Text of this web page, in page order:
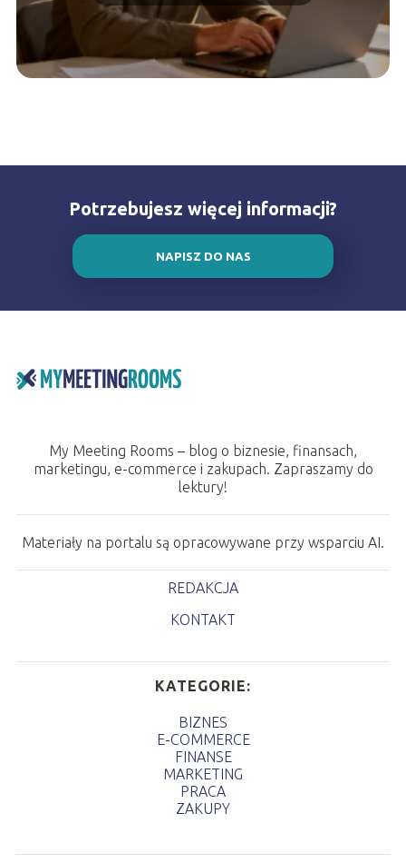
Potrzebujesz więcej informacji?
NAPISZ DO NAS
My Meeting Rooms – blog o biznesie, finansach,
marketingu, e-commerce i zakupach. Zapraszamy do
lektury!
Materiały na portalu są opracowywane przy wsparciu AI.
REDAKCJA
KONTAKT
KATEGORIE:
BIZNES
E-COMMERCE
FINANSE
MARKETING
PRACA
ZAKUPY